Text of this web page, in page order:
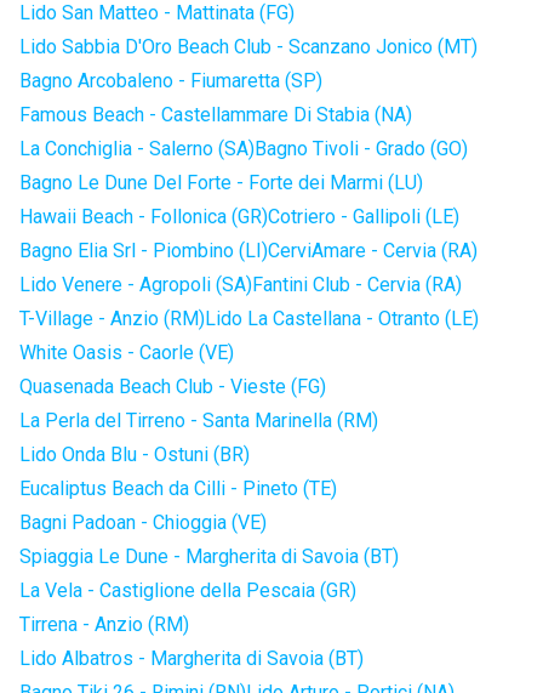
Lido San Matteo - Mattinata (FG)
Lido Sabbia D'Oro Beach Club - Scanzano Jonico (MT)
Bagno Arcobaleno - Fiumaretta (SP)
Famous Beach - Castellammare Di Stabia (NA)
La Conchiglia - Salerno (SA)Bagno Tivoli - Grado (GO)
Bagno Le Dune Del Forte - Forte dei Marmi (LU)
Hawaii Beach - Follonica (GR)Cotriero - Gallipoli (LE)
Bagno Elia Srl - Piombino (LI)CerviAmare - Cervia (RA)
Lido Venere - Agropoli (SA)Fantini Club - Cervia (RA)
T-Village - Anzio (RM)Lido La Castellana - Otranto (LE)
White Oasis - Caorle (VE)
Quasenada Beach Club - Vieste (FG)
La Perla del Tirreno - Santa Marinella (RM)
Lido Onda Blu - Ostuni (BR)
Eucaliptus Beach da Cilli - Pineto (TE)
Bagni Padoan - Chioggia (VE)
Spiaggia Le Dune - Margherita di Savoia (BT)
La Vela - Castiglione della Pescaia (GR)
Tirrena - Anzio (RM)
Lido Albatros - Margherita di Savoia (BT)